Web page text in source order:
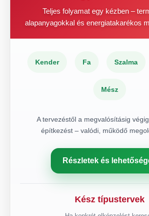
Teljes folyamat egy kézben –
alapanyagokkal és energiatakarékos
Kender Fa Szalma
Mész
A tervezéstől a megvalósításig
építkezést – valódi, működő
Részletek és
Kész típustervek